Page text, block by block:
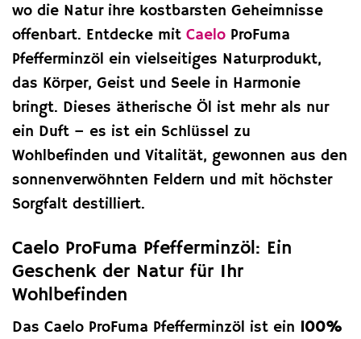
wo die Natur ihre kostbarsten Geheimnisse
offenbart. Entdecke mit Caelo ProFuma
Pfefferminzöl ein vielseitiges Naturprodukt,
das Körper, Geist und Seele in Harmonie
bringt. Dieses ätherische Öl ist mehr als nur
ein Duft – es ist ein Schlüssel zu
Wohlbefinden und Vitalität, gewonnen aus den
sonnenverwöhnten Feldern und mit höchster
Sorgfalt destilliert.
Caelo ProFuma Pfefferminzöl: Ein
Geschenk der Natur für Ihr
Wohlbefinden
Das Caelo ProFuma Pfefferminzöl ist ein 100%